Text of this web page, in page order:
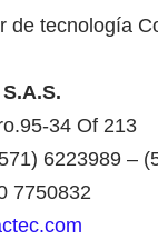
de tecnología
34 Of 213
6223989 –
7750832